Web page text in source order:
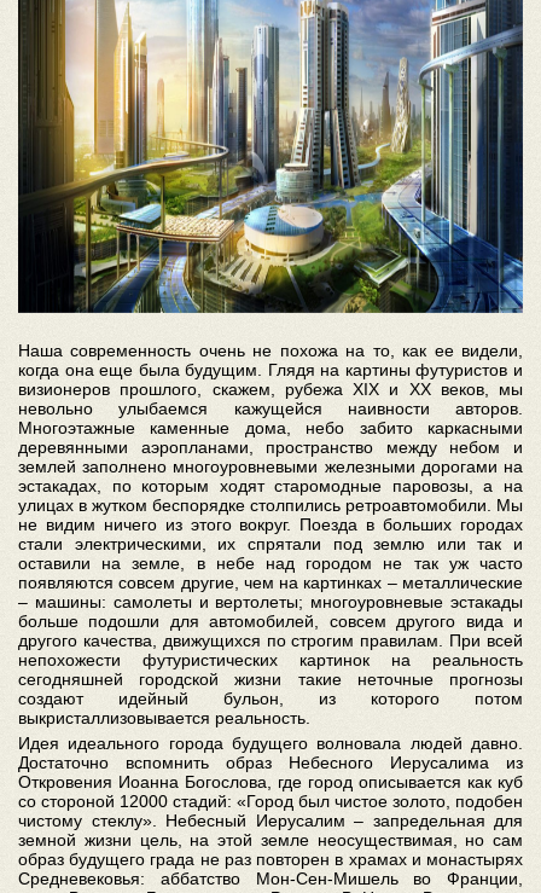
Наша современность очень не похожа на то, как ее видели,
когда она еще была будущим. Глядя на картины футуристов и
визионеров прошлого, скажем, рубежа XIX и XX веков, мы
невольно улыбаемся кажущейся наивности авторов.
Многоэтажные каменные дома, небо забито каркасными
деревянными аэропланами, пространство между небом и
землей заполнено многоуровневыми железными дорогами на
эстакадах, по которым ходят старомодные паровозы, а на
улицах в жутком беспорядке столпились ретроавтомобили. Мы
не видим ничего из этого вокруг. Поезда в больших городах
стали электрическими, их спрятали под землю или так и
оставили на земле, в небе над городом не так уж часто
появляются совсем другие, чем на картинках – металлические
– машины: самолеты и вертолеты; многоуровневые эстакады
больше подошли для автомобилей, совсем другого вида и
другого качества, движущихся по строгим правилам. При всей
непохожести футуристических картинок на реальность
сегодняшней городской жизни такие неточные прогнозы
создают идейный бульон, из которого потом
выкристаллизовывается реальность.
Идея идеального города будущего волновала людей давно.
Достаточно вспомнить образ Небесного Иерусалима из
Откровения Иоанна Богослова, где город описывается как куб
со стороной 12000 стадий: «Город был чистое золото, подобен
чистому стеклу». Небесный Иерусалим – запредельная для
земной жизни цель, на этой земле неосуществимая, но сам
образ будущего града не раз повторен в храмах и монастырях
Средневековья: аббатство Мон-Сен-Мишель во Франции,